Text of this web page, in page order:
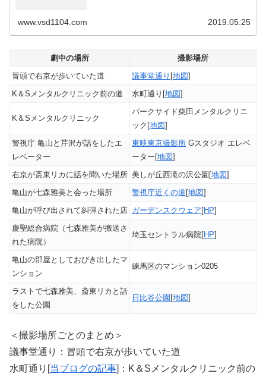
www.vsd1104.com 2019.05.25
劇中の場所
撮影場所
冒頭で右京が歩いていた道
議事堂通り [地図]
K＆Sメンタルクリニック前の道
水町通り[地図]
K＆Sメンタルクリニック
パークサイド柴田メンタルクリニ
ック[地図]
警視庁 亀山と芹沢が話をしたエ
レベーター
東映東京撮影所 Gスタジオ エレベ
ーター[地図]
右京が斎東リカに話を聞いた場所 美しが丘西滝の沢公園[地図]
亀山が七森雅美と会った場所
警視庁近くの道 [地図]
亀山が呼び出されて糾弾された店 ガーデンスクウェア [HP]
慶聖総合病院（七森雅美が搬送さ
れた病院）
埼玉セントラル病院[HP]
亀山の部屋としておびき出したマ
ンション
練馬区のマンション0205
ラストで七森雅美、斎東リカと話
をした公園
日比谷公園 [地図]
＜撮影場所ごとのまとめ＞
議事堂通り：冒頭で右京が歩いていた道
水町通り[ 当ブログの記事 ]：K＆Sメンタルクリニック前の